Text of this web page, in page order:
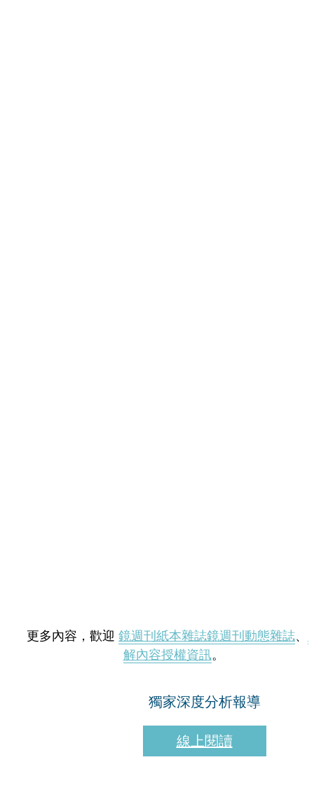
更多內容，歡迎 鏡週刊紙本雜誌鏡週刊動態雜誌、
解內容授權資訊。
獨家深度分析報導
線上閱讀